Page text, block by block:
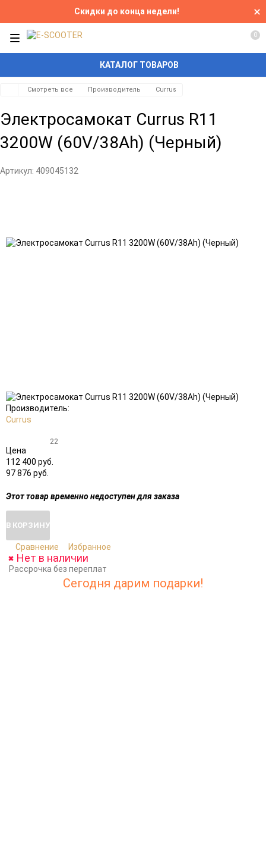
Скидки до конца недели!
КАТАЛОГ ТОВАРОВ
0
Смотреть все Производитель Currus
Электросамокат Currus R11
3200W (60V/38Ah) (Черный)
Артикул: 409045132
в
избранное
к
сравнению
Производитель:
Currus
22
Цена
112 400 руб.
97 876 руб.
Этот товар временно недоступен для заказа
В КОРЗИНУ
Сравнение Избранное
Нет в наличии
Рассрочка без переплат
Сегодня дарим подарки!